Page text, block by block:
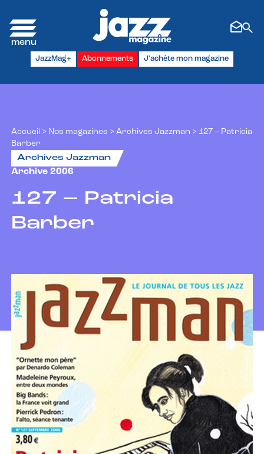
JazzMag+ Abonnements J'achète mon magazine
Accueil > Nos magazines > Archives Jazzman > 127 – Patricia
Barber
Archives Jazzman
Archive 2006
127 – Patricia
Barber